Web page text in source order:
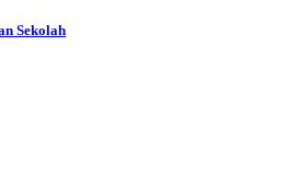
Sekolah